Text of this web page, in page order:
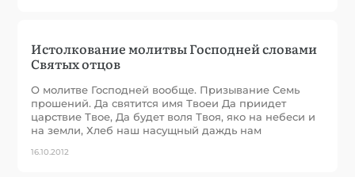
Истолкование молитвы Господней словами
Святых отцов
О молитве Господней вообще. Призывание Семь
прошений. Да святится имя Твоеи Да приидет
царствие Твое, Да будет воля Твоя, яко на небеси и
на земли, Хлеб наш насущный даждь нам
16.10.2012